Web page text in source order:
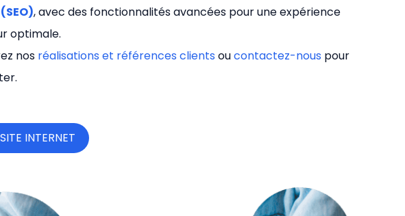
, avec des fonctionnalités avancées pour une expérience
optimale.
nos réalisations et références clients oucontactez-nous pour
INTERNET